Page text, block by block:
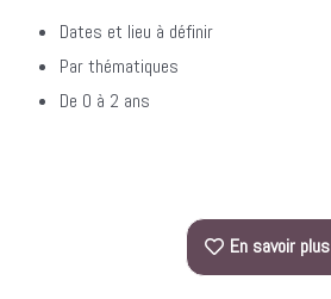
Dates et lieu à définir
Par thématiques
De 0 à 2 ans
En savoir plus